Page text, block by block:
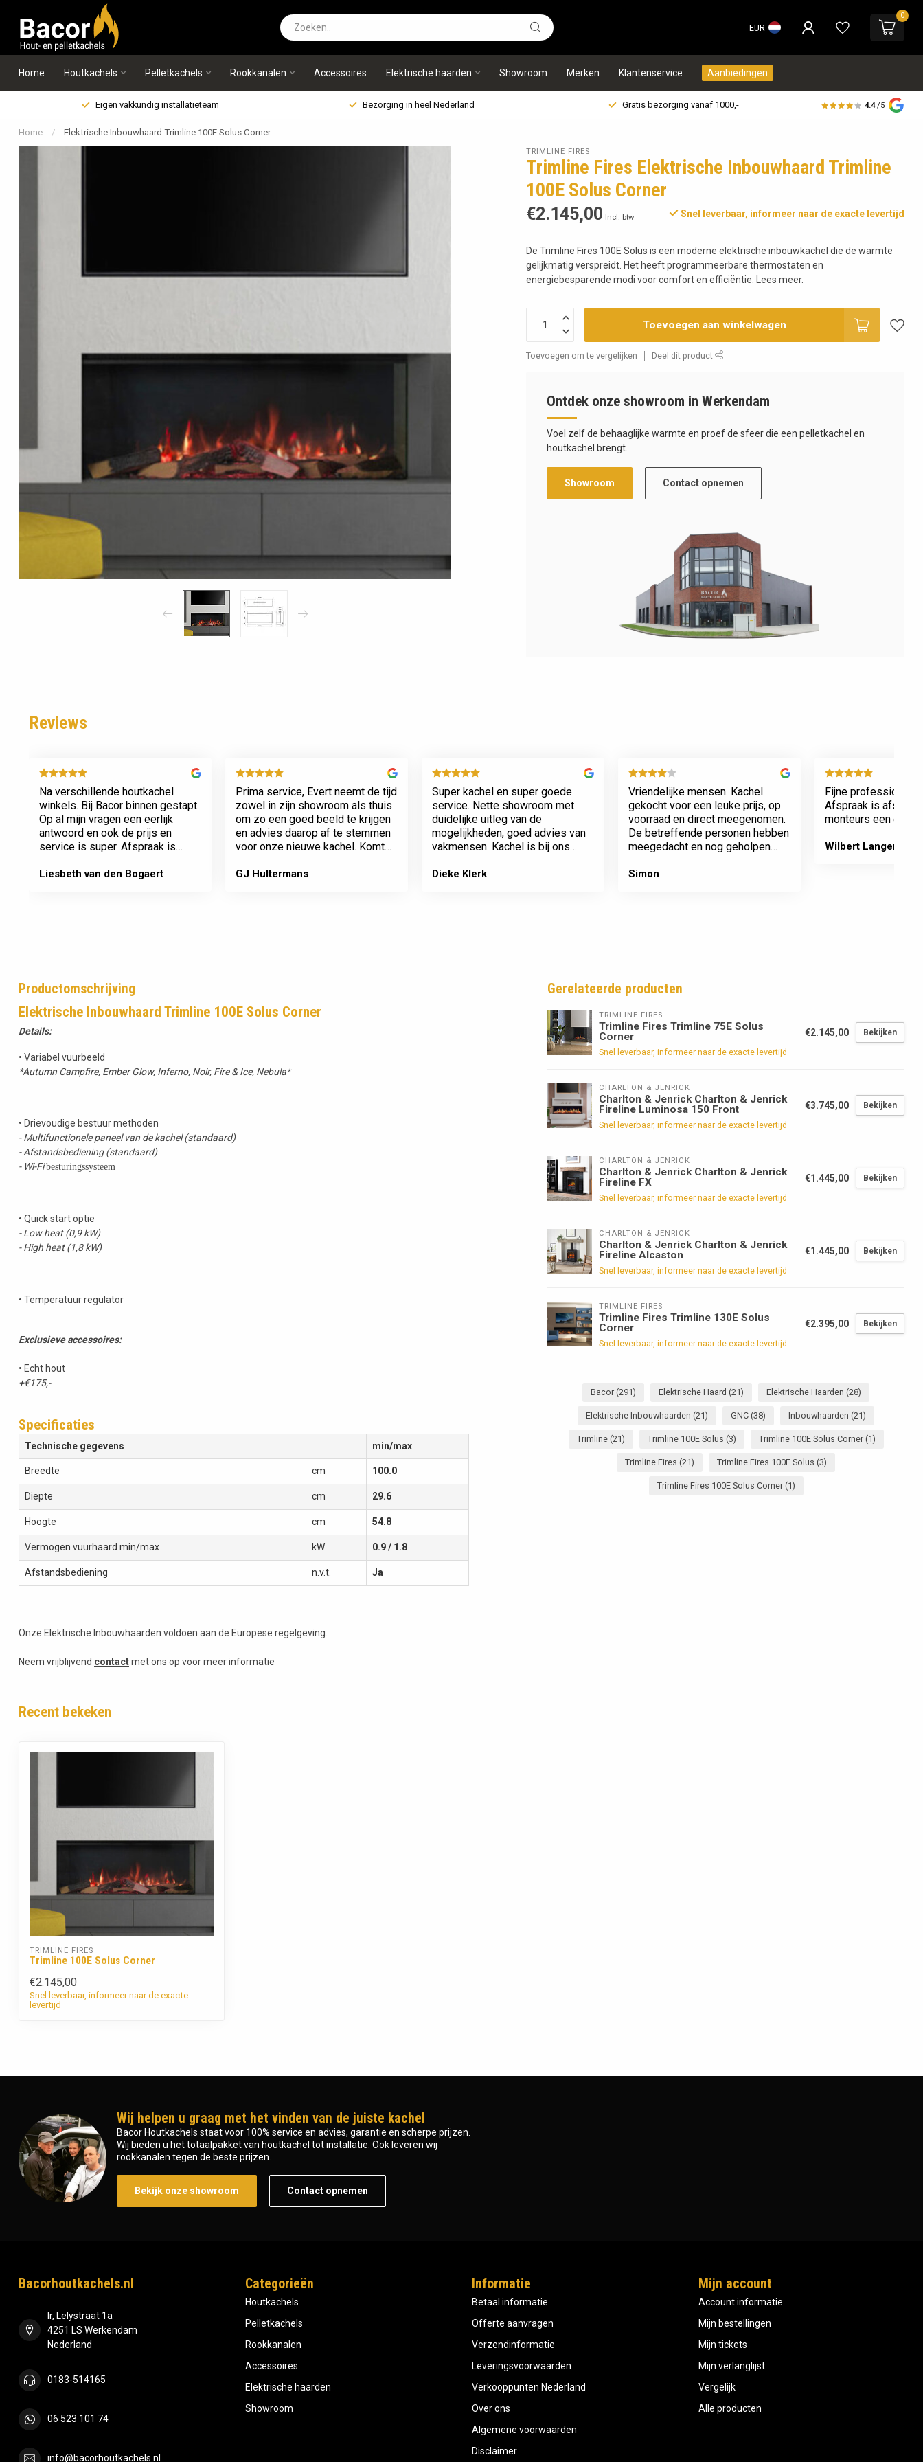
EUR
0
Home Houtkachels Pelletkachels Rookkanalen Accessoires Elektrische haarden Showroom Merken Klantenservice Aanbiedingen
Eigen vakkundig installatieteam Bezorging in heel Nederland Gratis bezorging vanaf 1000,- 4.4 /5
Home / Elektrische Inbouwhaard Trimline 100E Solus Corner
TRIMLINE FIRES
Trimline Fires Elektrische Inbouwhaard Trimline
100E Solus Corner
€2.145,00 Incl. btw Snel leverbaar, informeer naar de exacte levertijd
De Trimline Fires 100E Solus is een moderne elektrische inbouwkachel die de warmte
gelijkmatig verspreidt. Het heeft programmeerbare thermostaten en
energiebesparende modi voor comfort en efficiëntie.
Lees meer.
Toevoegen aan winkelwagen
Toevoegen om te vergelijken Deel dit product
Ontdek onze showroom in Werkendam
Voel zelf de behaaglijke warmte en proef de sfeer die een pelletkachel en
houtkachel brengt.
Showroom Contact opnemen
Reviews
Na verschillende houtkachel
winkels. Bij Bacor binnen gestapt.
Op al mijn vragen een eerlijk
antwoord en ook de prijs en
service is super. Afspraak is
Dank jullie wel! Bacor
Liesbeth van den Bogaert
Prima service, Evert neemt de tijd
zowel in zijn showroom als thuis
om zo een goed beeld te krijgen
en advies daarop af te stemmen
voor onze nieuwe kachel. Komt
GJ Hultermans
Super kachel en super goede
service. Nette showroom met
duidelijke uitleg van de
mogelijkheden, goed advies van
vakmensen. Kachel is bij ons
het rookkanaal. Plaatsing en
Dieke Klerk
Vriendelijke mensen. Kachel
gekocht voor een leuke prijs, op
voorraad en direct meegenomen.
De betreffende personen hebben
meegedacht en nog geholpen
Simon
Fijne professionele
Afspraak is
monteurs een echte
Wilbert Langenberg
Productomschrijving
Elektrische Inbouwhaard Trimline 100E Solus Corner
Details:
• Variabel vuurbeeld
*Autumn Campfire, Ember Glow, Inferno, Noir, Fire & Ice, Nebula*
• Drievoudige bestuur methoden
- Multifunctionele paneel van de kachel (standaard)
- Afstandsbediening (standaard)
- Wi-Fibesturingssysteem
• Quick start optie
- Low heat (0,9 kW)
- High heat (1,8 kW)
• Temperatuur regulator
Exclusieve accessoires:
• Echt hout
+€175,-
Specificaties
Technische gegevens min/max
Breedte cm 100.0
Diepte cm 29.6
Hoogte cm 54.8
Vermogen vuurhaard min/max kW 0.9 / 1.8
Afstandsbediening n.v.t. Ja
Onze Elektrische Inbouwhaarden voldoen aan de Europese regelgeving.
Neem vrijblijvend contactmet ons op voor meer informatie
Gerelateerde producten
TRIMLINE FIRES
Trimline Fires Trimline 75E Solus
Corner
Snel leverbaar, informeer naar de exacte levertijd
€2.145,00 Bekijken
CHARLTON & JENRICK
Charlton & Jenrick Charlton & Jenrick
Fireline Luminosa 150 Front
Snel leverbaar, informeer naar de exacte levertijd
€3.745,00 Bekijken
CHARLTON & JENRICK
Charlton & Jenrick Charlton & Jenrick
Fireline FX
Snel leverbaar, informeer naar de exacte levertijd
€1.445,00 Bekijken
CHARLTON & JENRICK
Charlton & Jenrick Charlton & Jenrick
Fireline Alcaston
Snel leverbaar, informeer naar de exacte levertijd
€1.445,00 Bekijken
TRIMLINE FIRES
Trimline Fires Trimline 130E Solus
Corner
Snel leverbaar, informeer naar de exacte levertijd
€2.395,00 Bekijken
Bacor (291) Elektrische Haard (21) Elektrische Haarden (28)
Elektrische Inbouwhaarden (21) GNC (38) Inbouwhaarden (21)
Trimline (21) Trimline 100E Solus (3) Trimline 100E Solus Corner (1)
Trimline Fires (21) Trimline Fires 100E Solus (3)
Trimline Fires 100E Solus Corner (1)
Recent bekeken
TRIMLINE FIRES
Trimline 100E Solus Corner
€2.145,00
Snel leverbaar, informeer naar de exacte
levertijd
Wij helpen u graag met het vinden van de juiste kachel
Bacor Houtkachels staat voor 100% service en advies, garantie en scherpe prijzen.
Wij bieden u het totaalpakket van houtkachel tot installatie. Ook leveren wij
rookkanalen tegen de beste prijzen.
Bekijk onze showroom Contact opnemen
Bacorhoutkachels.nl
Ir, Lelystraat 1a
4251 LS Werkendam
Nederland
0183-514165
06 523 101 74
info@bacorhoutkachels.nl
Categorieën
Houtkachels
Pelletkachels
Rookkanalen
Accessoires
Elektrische haarden
Showroom
Informatie
Betaal informatie
Offerte aanvragen
Verzendinformatie
Leveringsvoorwaarden
Verkooppunten Nederland
Over ons
Algemene voorwaarden
Disclaimer
Mijn account
Account informatie
Mijn bestellingen
Mijn tickets
Mijn verlanglijst
Vergelijk
Alle producten